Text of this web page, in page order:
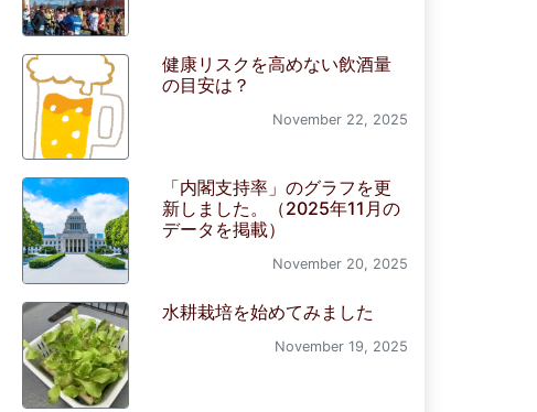
健康リスクを高めない飲酒量
の目安は？
November 22, 2025
「内閣支持率」のグラフを更
新しました。（2025年11月の
データを掲載）
November 20, 2025
水耕栽培を始めてみました
November 19, 2025